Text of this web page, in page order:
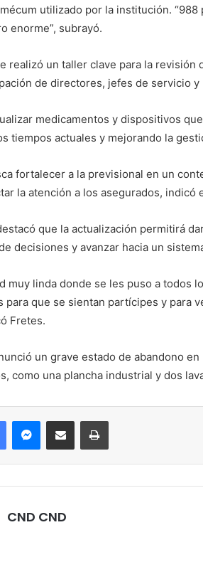
utilizado por la institución.
enorme”, subrayó.
realizó un taller clave para la
de directores, jefes de servicio
medicamentos y dispositivos
tiempos actuales y mejorando la
fortalecer a la previsional en un
la atención a los asegurados, indicó
que la actualización permitirá
decisiones y avanzar hacia un
muy linda donde se les puso a todos
para que se sientan partícipes y para
Fretes.
un grave estado de abandono
como una plancha industrial y dos
CND CND